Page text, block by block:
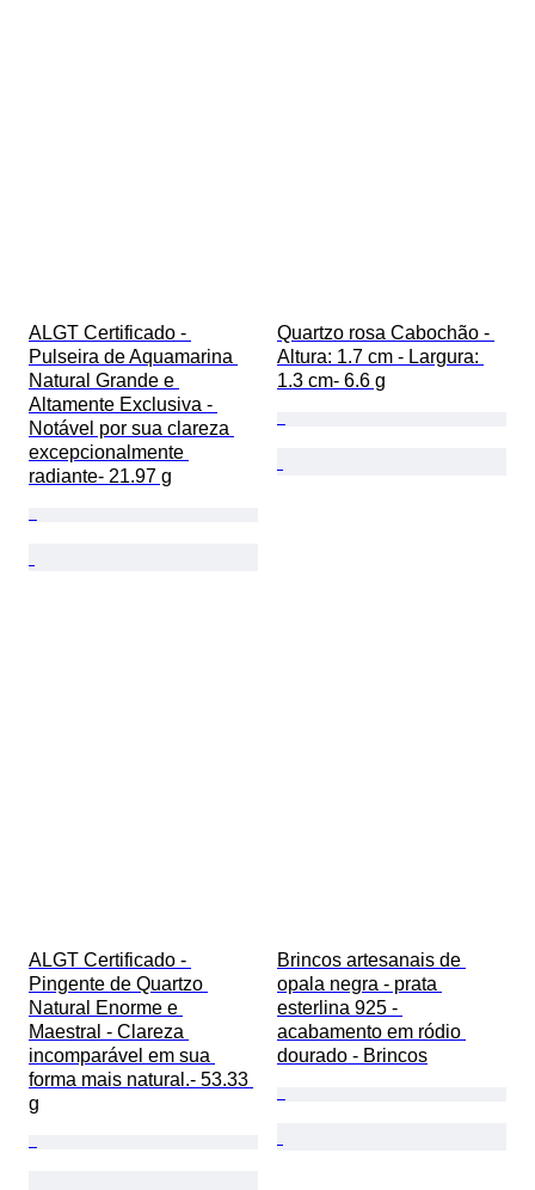
ALGT Certificado -
Pulseira de Aquamarina
Natural Grande e
Altamente Exclusiva -
Notável por sua clareza
excepcionalmente
radiante- 21.97 g
Quartzo rosa Cabochão -
Altura: 1.7 cm - Largura:
1.3 cm- 6.6 g
ALGT Certificado -
Pingente de Quartzo
Natural Enorme e
Maestral - Clareza
incomparável em sua
forma mais natural.- 53.33
g
Brincos artesanais de
opala negra - prata
esterlina 925 -
acabamento em ródio
dourado - Brincos